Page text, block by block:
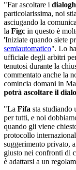
"Far ascoltare i
particolarissima, noi
asciugando la
la Figc in questo è
'Iniziate quando siete
semiautomatico". Lo
ufficiale degli arbitri
tenutosi durante la
commentato anche la
comincia domani in
potrà ascoltare il
"La Fifa sta studiando
per tutti, e noi
quando gli viene
protocollo
suggerimento privato,
giusto nei confronti di
è adattarsi a un